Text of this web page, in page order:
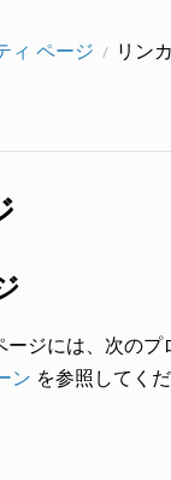
ィ ページ リン
ージには、次の
ン を参照してくだ